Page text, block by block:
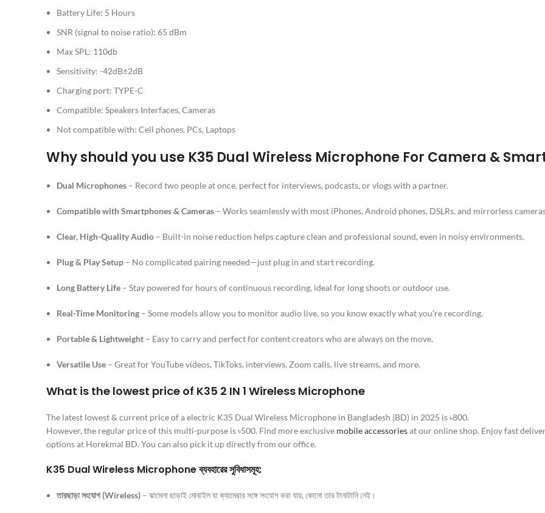
Battery Life: 5 Hours
SNR (signal to noise ratio): 65 dBm
Max SPL: 110db
Sensitivity: -42dB±2dB
Charging port: TYPE-C
Compatible: Speakers Interfaces, Cameras
Not compatible with: Cell phones, PCs, Laptops
Why should you use K35 Dual Wireless Microphone For Camera &
Dual Microphones – Record two people at once, perfect for interviews, podcasts, or vlogs with a partner.
Compatible with Smartphones & Cameras – Works seamlessly with most iPhones, Android phones, DSLRs, and mirrorless
Clear, High-Quality Audio – Built-in noise reduction helps capture clean and professional sound, even in noisy environments.
Plug & Play Setup – No complicated pairing needed—just plug in and start recording.
Long Battery Life – Stay powered for hours of continuous recording, ideal for long shoots or outdoor use.
Real-Time Monitoring – Some models allow you to monitor audio live, so you know exactly what you’re recording.
Portable & Lightweight – Easy to carry and perfect for content creators who are always on the move.
Versatile Use – Great for YouTube videos, TikToks, interviews, Zoom calls, live streams, and more.
What is the lowest price of K35 2 IN 1 Wireless Microphone
The latest lowest & current price of a electric K35 Dual Wireless Microphone in Bangladesh (BD) in 2025 is ৳800.
However, the regular price of this multi-purpose is ৳500. Find more exclusive mobile accessoriesat our online shop. Enjoy fast
options at Horekmal BD. You can also pick it up directly from our office.
K35 Dual Wireless Microphone ব্যবহারের সুবিধাসমূহ:
তারছাড়া সংযোগ (Wireless) – ঝামেলা ছাড়াই মোবাইল বা ক্যামেরার সঙ্গে সংযোগ করা যায়, কোনো তার টানাটানি নেই।